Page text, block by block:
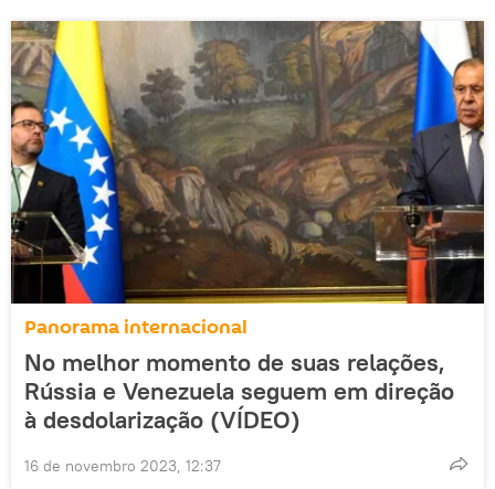
Panorama internacional
No melhor momento de suas relações,
Rússia e Venezuela seguem em direção
à desdolarização (VÍDEO)
16 de novembro 2023, 12:37